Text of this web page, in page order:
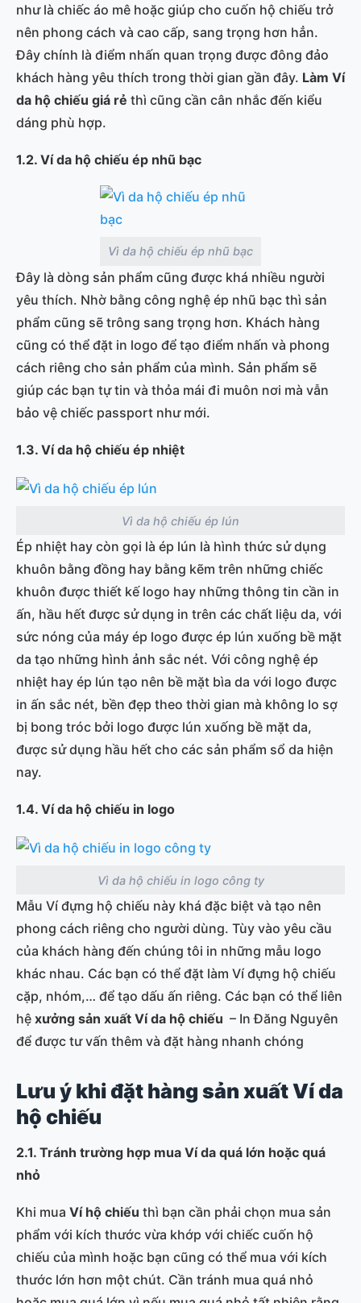
như là chiếc áo mê hoặc giúp cho cuốn hộ chiếu trở
nên phong cách và cao cấp, sang trọng hơn hẳn.
Đây chính là điểm nhấn quan trọng được đông đảo
khách hàng yêu thích trong thời gian gần đây. Làm Ví
da hộ chiếu giá rẻ thì cũng cần cân nhắc đến kiểu
dáng phù hợp.
1.2. Vída hộ chiếu ép nhũ bạc
Vì da hộ chiếu ép nhũ bạc
Đây là dòng sản phẩm cũng được khá nhiều người
yêu thích. Nhờ bằng công nghệ ép nhũ bạc thì sản
phẩm cũng sẽ trông sang trọng hơn. Khách hàng
cũng có thể đặt in logo để tạo điểm nhấn và phong
cách riêng cho sản phẩm của mình. Sản phẩm sẽ
giúp các bạn tự tin và thỏa mái đi muôn nơi mà vẫn
bảo vệ chiếc passport như mới.
1.3. Vída hộ chiếu ép nhiệt
Vì da hộ chiếu ép lún
Ép nhiệt hay còn gọi là ép lún là hình thức sử dụng
khuôn bằng đồng hay bằng kẽm trên những chiếc
khuôn được thiết kế logo hay những thông tin cần in
ấn, hầu hết được sử dụng in trên các chất liệu da, với
sức nóng của máy ép logo được ép lún xuống bề mặt
da tạo những hình ảnh sắc nét. Với công nghệ ép
nhiệt hay ép lún tạo nên bề mặt bìa da với logo được
in ấn sắc nét, bền đẹp theo thời gian mà không lo sợ
bị bong tróc bởi logo được lún xuống bề mặt da,
được sử dụng hầu hết cho các sản phẩm sổ da hiện
nay.
1.4. Vída hộ chiếu in logo
Vì da hộ chiếu in logo công ty
Mẫu Ví đựng hộ chiếu này khá đặc biệt và tạo nên
phong cách riêng cho người dùng. Tùy vào yêu cầu
của khách hàng đến chúng tôi in những mẫu logo
khác nhau. Các bạn có thể đặt làm Ví đựng hộ chiếu
cặp, nhóm,… để tạo dấu ấn riêng. Các bạn có thể liên
hệ xưởng sản xuất Vída hộ chiếu – In Đăng Nguyên
để được tư vấn thêm và đặt hàng nhanh chóng
Lưu ý khi đặt hàng sản xuất Vída
hộ chiếu
2.1. Tránh trường hợp mua Vída quá lớn hoặc quá
nhỏ
Khi mua Víhộ chiếu thì bạn cần phải chọn mua sản
phẩm với kích thước vừa khớp với chiếc cuốn hộ
chiếu của mình hoặc bạn cũng có thể mua với kích
thước lớn hơn một chút. Cần tránh mua quá nhỏ